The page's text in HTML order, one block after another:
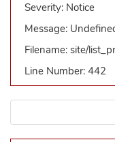
Severity: Notice
Message:
Filename: site/
Line Number: 442